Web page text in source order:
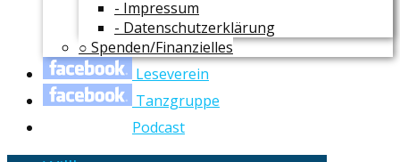
- Impressum
- Datenschutzerklärung
○ Spenden/Finanzielles
Leseverein
Tanzgruppe
Podcast